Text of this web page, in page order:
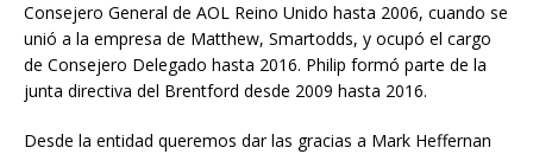
Consejero General de AOL Reino Unido hasta 2006, cuando se
unió a la empresa de Matthew, Smartodds, y ocupó el cargo
de Consejero Delegado hasta 2016. Philip formó parte de la
junta directiva del Brentford desde 2009 hasta 2016.
Desde la entidad queremos dar las gracias a Mark Heffernan